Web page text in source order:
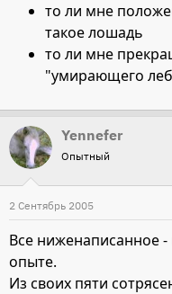
то ли мне
такое лошадь
то ли мне
"умирающего
Yennefer
Опытный
2 Сентябрь 2005
Все ниженаписанное
опыте.
Из своих пяти